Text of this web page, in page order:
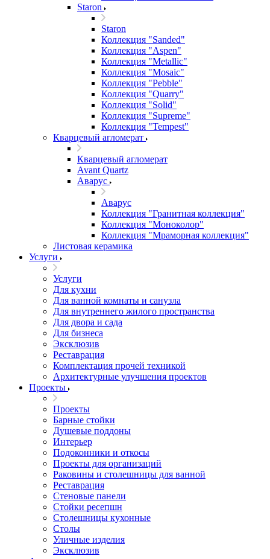
Staron
Staron
Коллекция "Sanded"
Коллекция "Aspen"
Коллекция "Metallic"
Коллекция "Mosaic"
Коллекция "Pebble"
Коллекция "Quarry"
Коллекция "Solid"
Коллекция "Supreme"
Коллекция "Tempest"
Кварцевый агломерат
Кварцевый агломерат
Avant Quartz
Аварус
Аварус
Коллекция "Гранитная коллекция"
Коллекция "Моноколор"
Коллекция "Мраморная коллекция"
Листовая керамика
Услуги
Услуги
Для кухни
Для ванной комнаты и санузла
Для внутреннего жилого пространства
Для двора и сада
Для бизнеса
Эксклюзив
Реставрация
Комплектация прочей техникой
Архитектурные улучшения проектов
Проекты
Проекты
Барные стойки
Душевые поддоны
Интерьер
Подоконники и откосы
Проекты для организаций
Раковины и столешницы для ванной
Реставрация
Стеновые панели
Стойки ресепшн
Столешницы кухонные
Столы
Уличные изделия
Эксклюзив